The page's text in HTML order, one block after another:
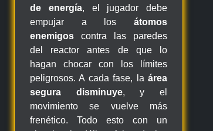
de energía, el jugador debe
empujar a los átomos
enemigos contra las paredes
del reactor antes de que lo
hagan chocar con los límites
peligrosos. A cada fase, la área
segura disminuye, y el
movimiento se vuelve más
frenético. Todo esto con un